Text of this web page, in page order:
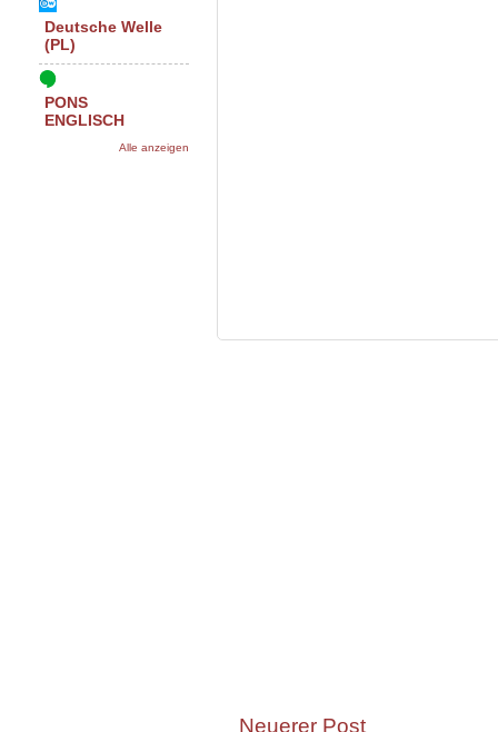
Neuerer Post
Deutsche Welle
(PL)
PONS
ENGLISCH
Alle anzeigen